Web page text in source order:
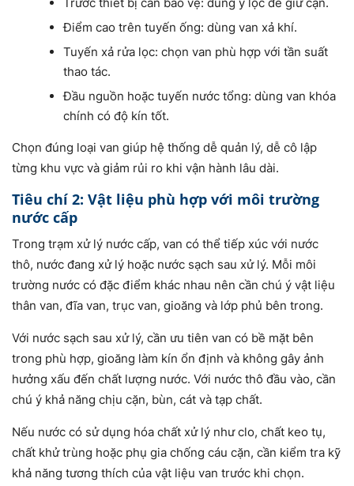
Điểm cao trên tuyến ống: dùng van xả khí.
Tuyến xả rửa lọc: chọn van phù hợp với tần suất
thao tác.
Đầu nguồn hoặc tuyến nước tổng: dùng van khóa
chính có độ kín tốt.
Chọn đúng loại van giúp hệ thống dễ quản lý, dễ cô lập
từng khu vực và giảm rủi ro khi vận hành lâu dài.
Tiêu chí 2: Vật liệu phù hợp với môi trường
nước cấp
Trong trạm xử lý nước cấp, van có thể tiếp xúc với nước
thô, nước đang xử lý hoặc nước sạch sau xử lý. Mỗi môi
trường nước có đặc điểm khác nhau nên cần chú ý vật liệu
thân van, đĩa van, trục van, gioăng và lớp phủ bên trong.
Với nước sạch sau xử lý, cần ưu tiên van có bề mặt bên
trong phù hợp, gioăng làm kín ổn định và không gây ảnh
hưởng xấu đến chất lượng nước. Với nước thô đầu vào, cần
chú ý khả năng chịu cặn, bùn, cát và tạp chất.
Nếu nước có sử dụng hóa chất xử lý như clo, chất keo tụ,
chất khử trùng hoặc phụ gia chống cáu cặn, cần kiểm tra kỹ
khả năng tương thích của vật liệu van trước khi chọn.